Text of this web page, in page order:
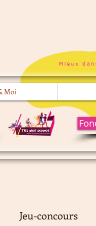
Mieux
Moi
Jeu-concours